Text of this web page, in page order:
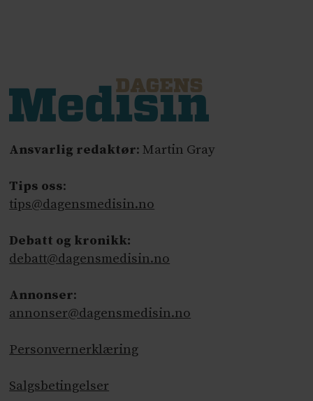
Ansvarlig redaktør: Martin Gray
Tips oss:
tips@dagensmedisin.no
Debatt og kronikk:
debatt@dagensmedisin.no
Annonser:
annonser@dagensmedisin.no
Personvernerklæring
Salgsbetingelser